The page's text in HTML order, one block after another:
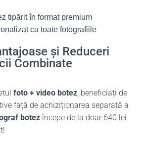
tipărit în format premium
cu toate fotografiile
și Reduceri
Combinate
foto + video botez, beneficiați de
față de achiziționarea separată a
botez începe de la doar 640 lei